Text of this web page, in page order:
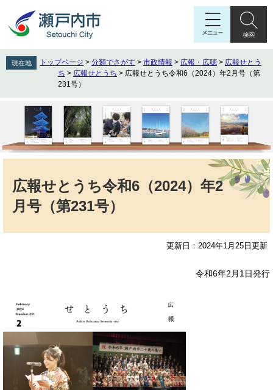
先
頭
す
を
飛
し
へ
現在地 トップページ > 分類でさがす > 市政情報 > 広報・広聴 > 広報せとう
ち > 広報せとうち > 広報せとうち令和6（2024）年2月号（第
231号）
広報せとうち令和6（2024）年2
月号（第231号）
更新日：2024年1月25日更新
令和6年2月1日発行